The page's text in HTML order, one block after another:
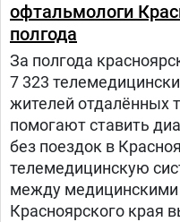
офтальмологи
полгода
За полгода
7 323
жителей отдалённых
помогают ставить
без поездок в
телемедицинскую
между медицинскими
Красноярского края